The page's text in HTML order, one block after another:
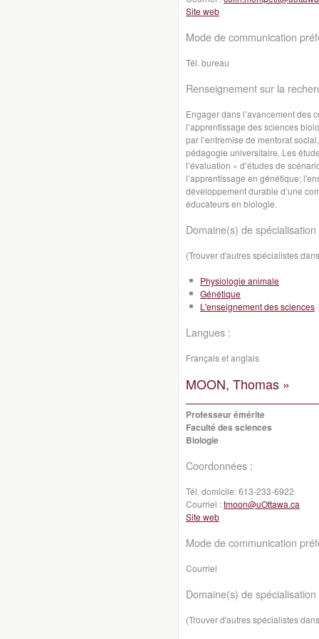
Site web
Mode de communication
Tél. bureau
Renseignement sur la
Engager dans l’avancement des
l’apprentissage des sciences
par l’entremise de mentorat
pédagogie universitaire. Les
l’évaluation « d’études de
l’apprentissage en génétique;
développement durable d’une
éducateurs en biologie.
Domaine(s) de spécialisation
(Trouver d'autres spécialistes
Physiologie animale
Génétique
L'enseignement des sciences
Langues :
Français et anglais
MOON, Thomas »
Professeur émérite
Faculté des sciences
Biologie
Coordonnées :
Tél. domicile:613-233-6922
Courriel :tmoon@uOttawa.ca
Site web
Mode de communication
Courriel
Domaine(s) de spécialisation
(Trouver d'autres spécialistes